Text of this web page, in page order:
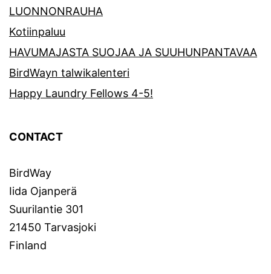
LUONNONRAUHA
Kotiinpaluu
HAVUMAJASTA SUOJAA JA SUUHUNPANTAVAA
BirdWayn talwikalenteri
Happy Laundry Fellows 4-5!
CONTACT
BirdWay
Iida Ojanperä
Suurilantie 301
21450 Tarvasjoki
Finland